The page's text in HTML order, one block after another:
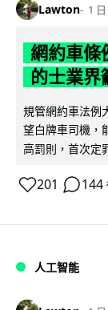
Lawton 1 日
網約車條
的士業界
規管網約車法例
望白牌車司機，
高罰則，首次定
201 144
人工智能